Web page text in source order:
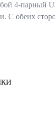
4-парный
С обеих